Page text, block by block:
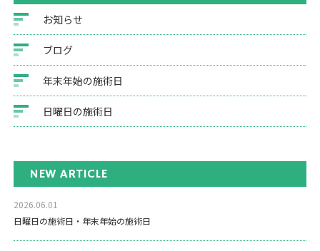
お知らせ
ブログ
年末年始の施術日
日曜日の施術日
NEW ARTICLE
2026.06.01
日曜日の施術日・年末年始の施術日